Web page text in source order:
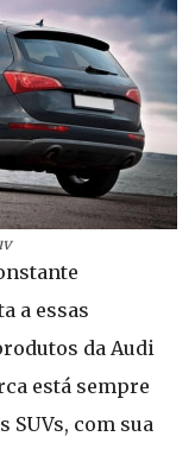
a essas
da Audi
está sempre
SUVs, com sua